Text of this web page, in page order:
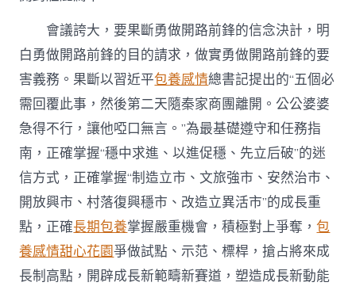
會議誇大，要果斷勇做開路前鋒的信念決計，明
白勇做開路前鋒的目的請求，做實勇做開路前鋒的要
害義務。果斷以習近平包養感情總書記提出的“五個必
需回覆此事，然後第二天隨秦家商團離開。公公婆婆
急得不行，讓他啞口無言。”為最基礎遵守和任務指
南，正確掌握“穩中求進、以進促穩、先立后破”的迷
信方式，正確掌握“制造立市、文旅強市、安然治市、
開放興市、村落復興穩市、改造立異活市”的成長重
點，正確長期包養掌握嚴重機會，積極對上爭奪，包
養感情甜心花園爭做試點、示范、標桿，搶占將來成
長制高點，開辟成長新範疇新賽道，塑造成長新動能